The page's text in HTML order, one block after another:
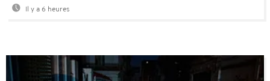
Il y a 6 heures